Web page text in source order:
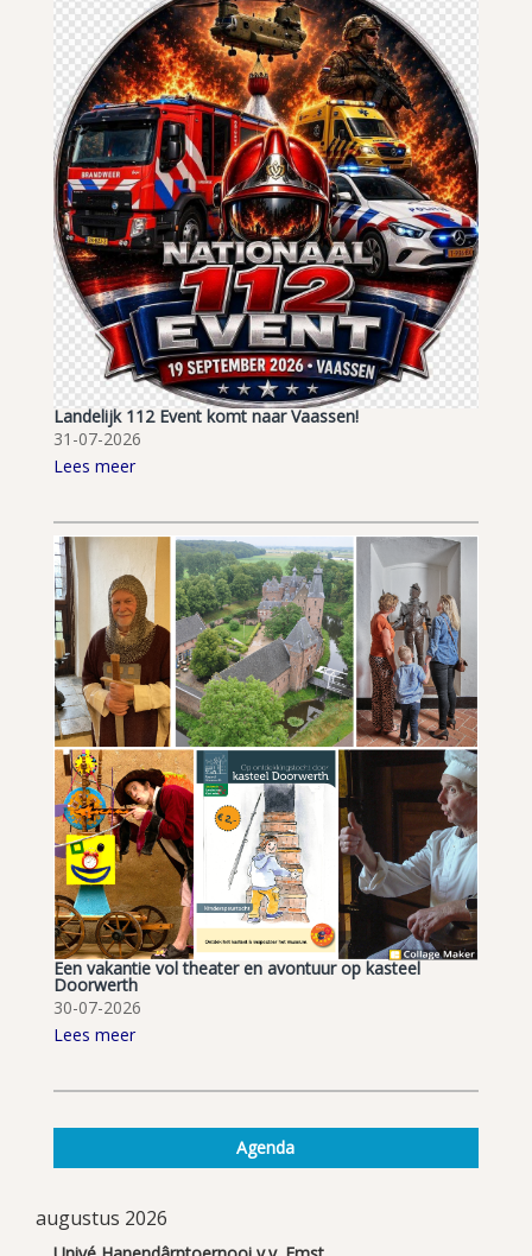
Landelijk 112 Event komt naar Vaassen!
31-07-2026
Lees meer
Een vakantie vol theater en avontuur op kasteel
Doorwerth
30-07-2026
Lees meer
Agenda
augustus 2026